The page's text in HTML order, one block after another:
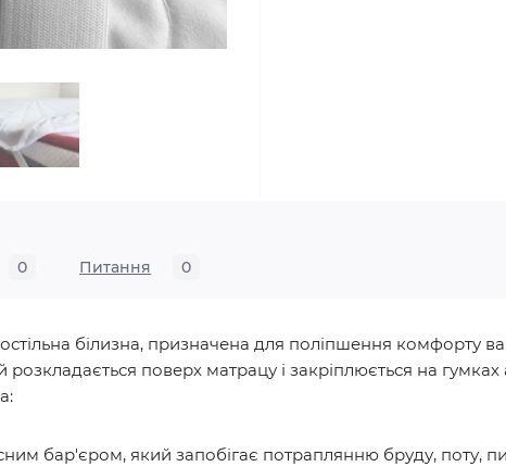
0 Питання 0
білизна, призначена для поліпшення комфорту
поверх матрацу і закріплюється на
бар'єром, який запобігає потраплянню бруду, поту,